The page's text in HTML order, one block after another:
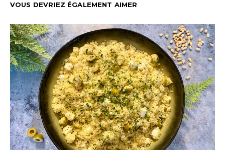
VOUS DEVRIEZ ÉGALEMENT AIMER